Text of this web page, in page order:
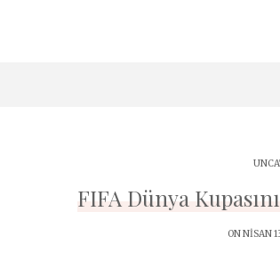
FIFA Dünya
ON NISAN